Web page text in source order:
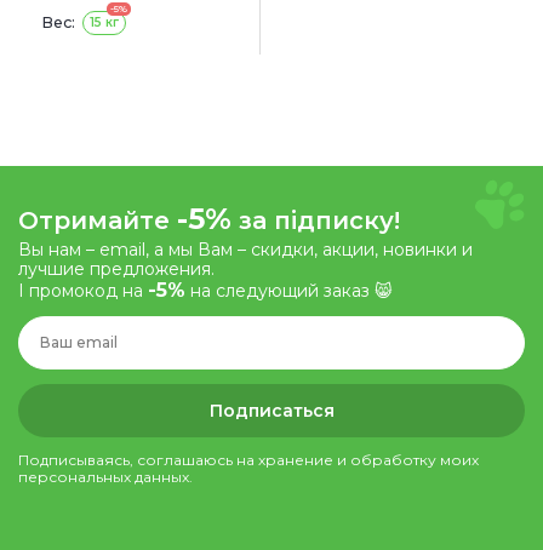
Вес:
-5%
15 кг
Отримайте -5% за підписку!
Вы нам – email, а мы Вам – скидки, акции, новинки и
лучшие предложения.
І промокод на -5% на следующий заказ 😸
Подписаться
Подписываясь, соглашаюсь на хранение и обработку моих
персональных данных.